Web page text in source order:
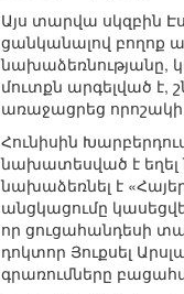
Այս տարվա սկզբին
ցանկանալով բողոք
նախաձեռնությանը,
մուտքն արգելված է,
առաջացրեց որոշակի
Հունիսին
նախատեսված է եղել
նախաձեռնել է
անցկացումը
որ ցուցահանդեսի
դոկտոր Յուքսել
գրառումները